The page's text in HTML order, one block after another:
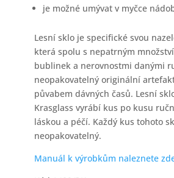
je možné umývat v myčce
Lesní sklo je specifické svou
která spolu s nepatrným
bublinek a nerovnostmi danými
neopakovatelný originální
půvabem dávných časů. Lesní
Krasglass vyrábí kus po kusu
láskou a péčí. Každý kus tohoto
neopakovatelný.
Manuál k výrobkům naleznete